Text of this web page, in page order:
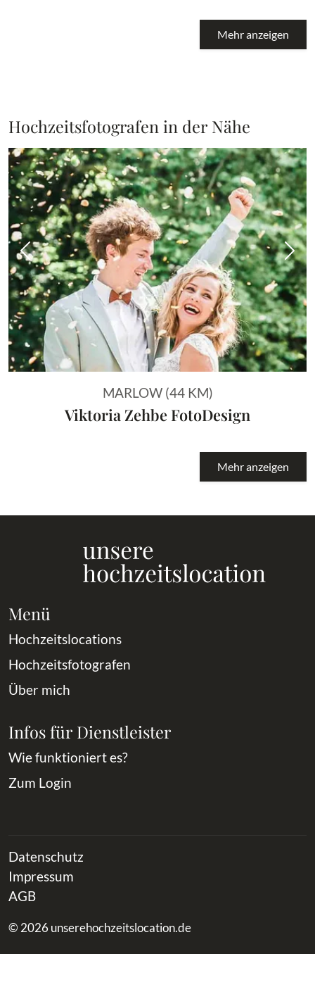
Mehr anzeigen
Hochzeitsfotografen in der Nähe
Vorheriges Bild
MARLOW (44 KM)
Viktoria Zehbe FotoDesign
Mehr anzeigen
Menü
Hochzeitslocations
Hochzeitsfotografen
Über mich
Infos für Dienstleister
Wie funktioniert es?
Zum Login
Datenschutz
Impressum
AGB
© 2026 unserehochzeitslocation.de